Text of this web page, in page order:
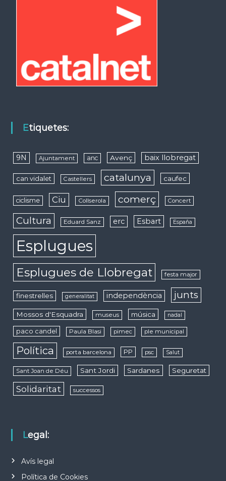
Etiquetes:
9N Ajuntament anc Avenç baix llobregat
can vidalet Castellers catalunya caufec
ciclisme Ciu Collserola comerç Concert
Cultura Eduard Sanz erc Esbart España
Esplugues
Esplugues de Llobregat festa major
finestrelles generalitat independència junts
Mossos d'Esquadra museus música nadal
paco candel Paula Blasi pimec ple municipal
Política porta barcelona PP psc Salut
Sant Joan de Déu Sant Jordi Sardanes Seguretat
Solidaritat successos
Legal:
Avís legal
Política de Cookies